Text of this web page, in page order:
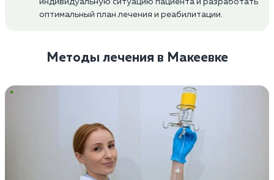
оптимальный план лечения и реабилитации.
Методы лечения в Макеевке